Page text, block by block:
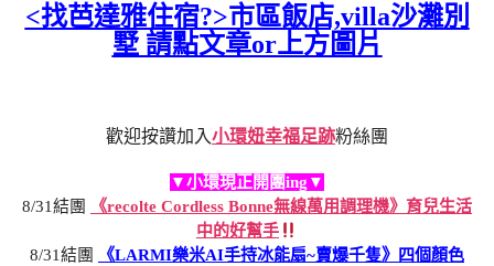
<找芭達雅住宿?>市區飯店,villa沙灘別
墅 請點文章or上方圖片
歡迎按讚加入小環妞幸福足跡粉絲團
▼小環現正開團ing▼
8/31結團
《recolte Cordless Bonne無線萬用調理機》育兒生活
中的好幫手
8/31結團
《LARMI樂米AI手持冰能扇~賣爆千隻》四個顏色